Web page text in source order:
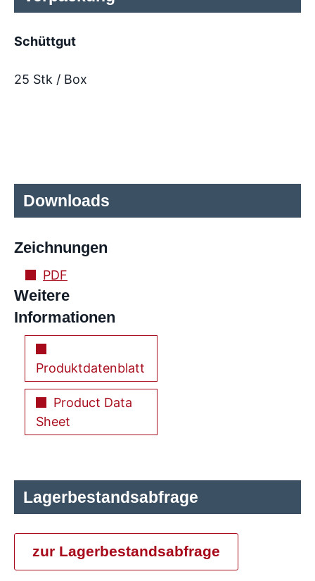
Schüttgut
25 Stk / Box
Downloads
Zeichnungen
PDF
Weitere
Informationen
Produktdatenblatt
Product Data
Sheet
Lagerbestandsabfrage
zur Lagerbestandsabfrage